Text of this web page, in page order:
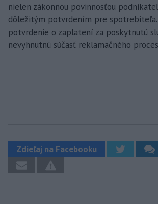
nielen zákonnou povinnosťou
dôležitým potvrdením pre spotrebiteľa.
potvrdenie o zaplatení za poskytnutú
nevyhnutnú súčasť reklamačného
Zdieľaj na Facebooku